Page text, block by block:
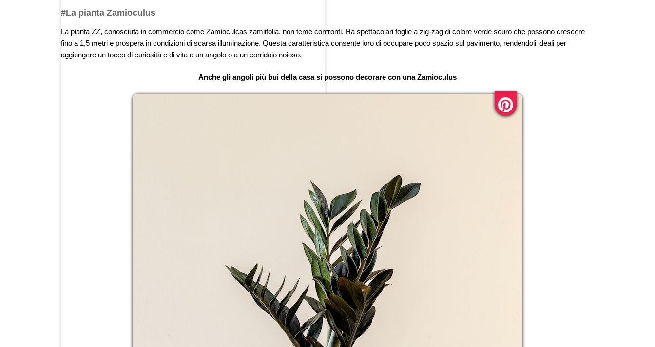
#La pianta Zamioculus
La pianta ZZ, conosciuta in commercio come Zamioculcas zamiifolia, non teme confronti. Ha spettacolari foglie a zig-zag di colore verde scuro che possono crescere
fino a 1,5 metri e prospera in condizioni di scarsa illuminazione. Questa caratteristica consente loro di occupare poco spazio sul pavimento, rendendoli ideali per
aggiungere un tocco di curiosità e di vita a un angolo o a un corridoio noioso.
Anche gli angoli più bui della casa si possono decorare con una Zamioculus